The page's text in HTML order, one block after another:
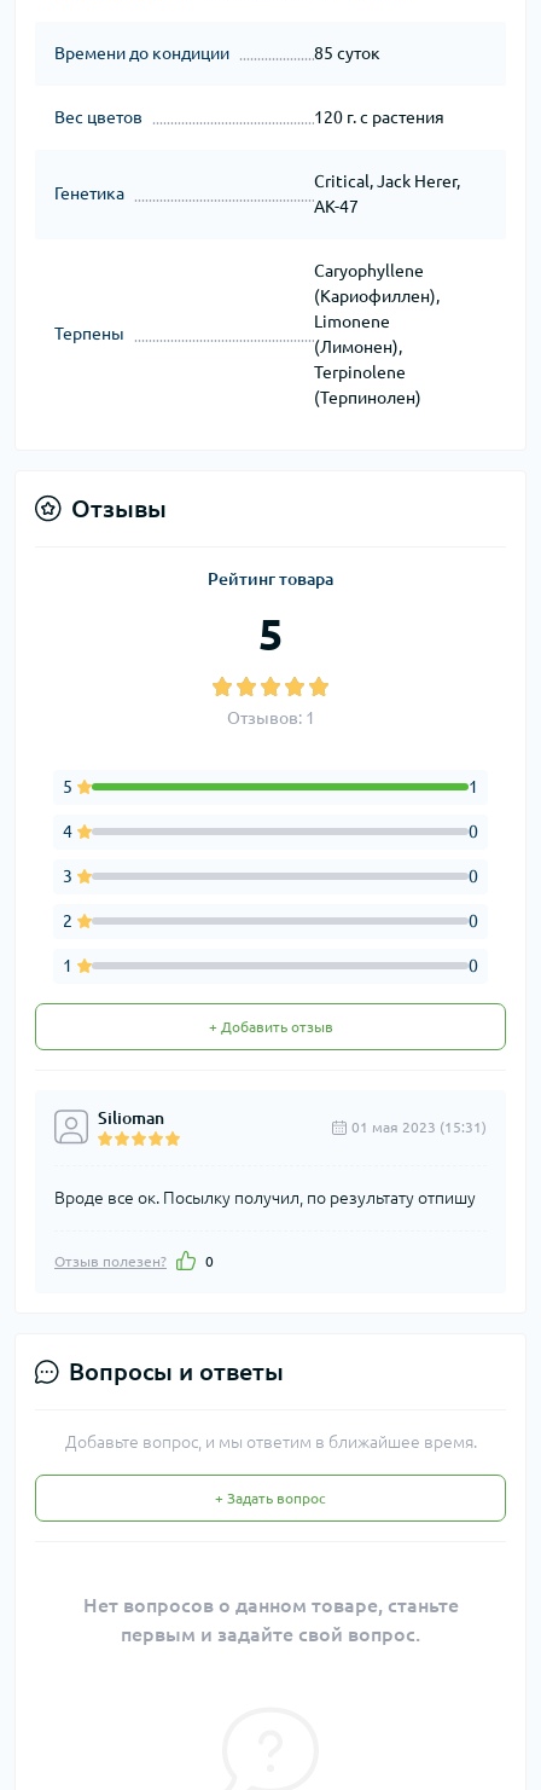
Времени до кондиции 85 суток
Вес цветов 120 г. с растения
Генетика
Critical, Jack Herer,
AK-47
Терпены
Caryophyllene
(Кариофиллен),
Limonene
(Лимонен),
Terpinolene
(Терпинолен)
Отзывы
Рейтинг товара
5
Отзывов: 1
5 1
4 0
3 0
2 0
1 0
+ Добавить отзыв
Silioman 01 мая 2023 (15:31)
Вроде все ок. Посылку получил, по результату отпишу
Отзыв полезен? 0
Вопросы и ответы
Добавьте вопрос, и мы ответим в ближайшее время.
+ Задать вопрос
Нет вопросов о данном товаре, станьте
первым и задайте свой вопрос.